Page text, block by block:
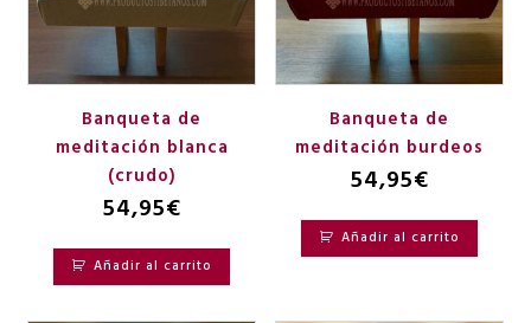
Banqueta de
meditación blanca
(crudo)
54,95€
Añadir al carrito
Banqueta de
meditación burdeos
54,95€
Añadir al carrito